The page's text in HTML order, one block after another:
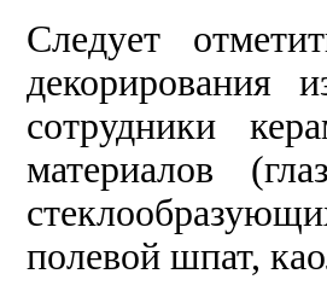
Следует
декорирования
сотрудники
материалов
полевой шпат,